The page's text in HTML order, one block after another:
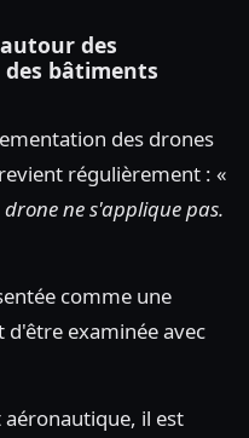
des
bâtiments
des drones
régulièrement : «
ne s'applique pas.
comme une
examinée avec
il est